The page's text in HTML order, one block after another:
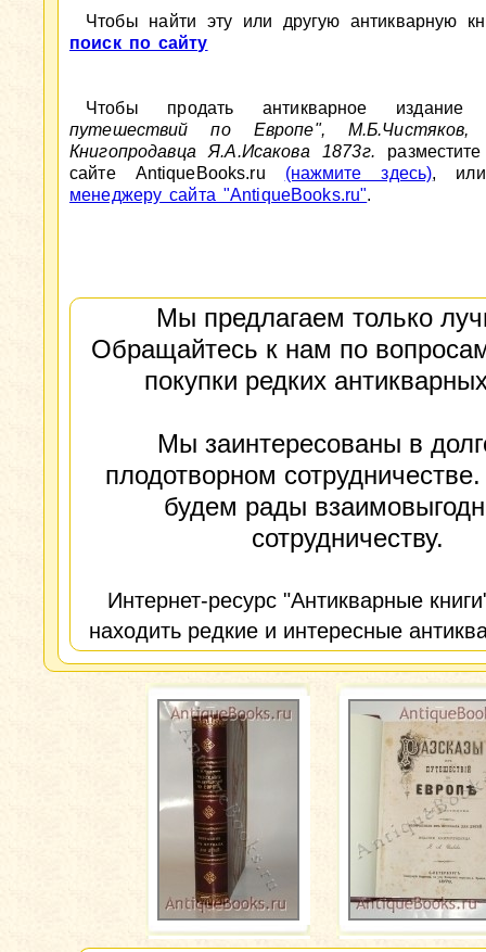
Чтобы найти эту или другую антикварную
поиск по сайту
Чтобы продать антикварное
путешествий по Европе",
Книгопродавца Я.А.Исакова 1873г.
сайте AntiqueBooks.ru (нажмите здесь),
менеджеру сайта "AntiqueBooks.ru".
Мы предлагаем только
Обращайтесь к нам по
покупки редких
Мы заинтересованы в
плодотворном
будем рады
сотрудничеству.
Интернет-ресурс "Антикварные
находить редкие и интересные